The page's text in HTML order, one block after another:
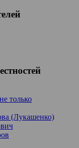
только
(Лукашенко)